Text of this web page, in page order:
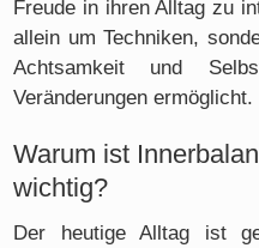
Freude in ihren Alltag zu
allein um Techniken,
Achtsamkeit und
Veränderungen ermöglicht.
Warum ist
wichtig?
Der heutige Alltag ist